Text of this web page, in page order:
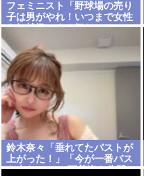
フェミニスト「野球場の売り
子は男がやれ！いつまで女性
を奴隷扱いする気だ」
鈴木奈々「垂れてたバストが
上がった！」「今が一番バス
ト大きい！」 下着姿を公開、